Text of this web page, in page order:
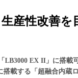
TECHNO-
EdgeTech+
産性改善を
LB3000 EX II」に搭載
載する「超融合内蔵